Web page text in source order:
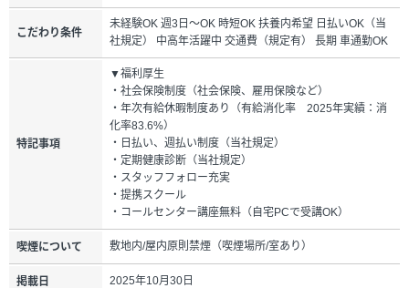
こだわり条件
未経験OK 週3日～OK 時短OK 扶養内希望 日払いOK（当
社規定） 中高年活躍中 交通費（規定有） 長期 車通勤OK
特記事項
▼福利厚生
・社会保険制度（社会保険、雇用保険など）
・年次有給休暇制度あり（有給消化率 2025年実績：消
化率83.6%）
・日払い、週払い制度（当社規定）
・定期健康診断（当社規定）
・スタッフフォロー充実
・提携スクール
・コールセンター講座無料（自宅PCで受講OK）
喫煙について 敷地内/屋内原則禁煙（喫煙場所/室あり）
掲載日 2025年10月30日